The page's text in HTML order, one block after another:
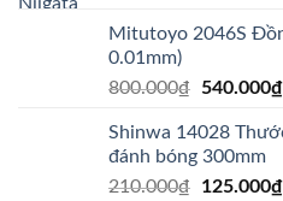
Mitutoyo 2046S
0.01mm)
800.000₫
Giá
là:
800.000₫.
540.000₫
Shinwa 14028
đánh bóng 300mm
210.000₫
Giá
125.000₫